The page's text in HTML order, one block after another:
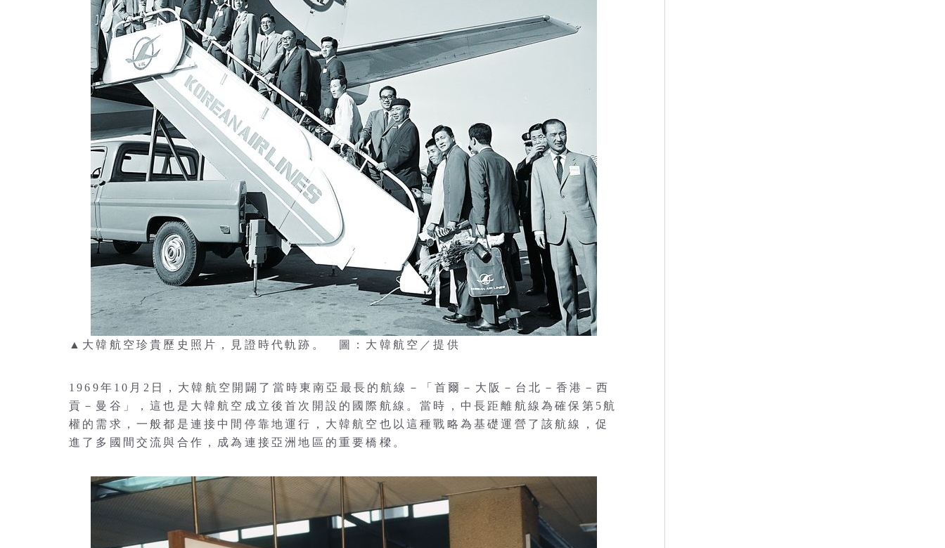
▲大韓航空珍貴歷史照片，見證時代軌跡。 圖：大韓航空／提供
1969年10月2日，大韓航空開闢了當時東南亞最長的航線－「首爾－大阪－台北－香港－西
貢－曼谷」，這也是大韓航空成立後首次開設的國際航線。當時，中長距離航線為確保第5航
權的需求，一般都是連接中間停靠地運行，大韓航空也以這種戰略為基礎運營了該航線，促
進了多國間交流與合作，成為連接亞洲地區的重要橋樑。